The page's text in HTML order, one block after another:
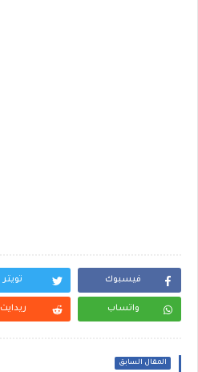
فيسبوك تويتر
واتساب ريدايت
المقال السابق